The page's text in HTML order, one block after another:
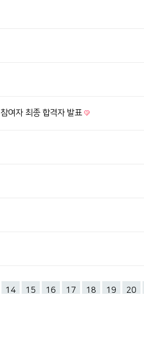
여자 최종 합격자 발표
14 15 16 17 18 19 20